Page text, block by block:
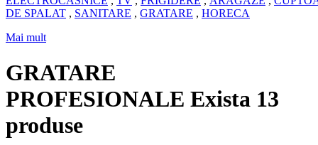
DE SPALAT , SANITARE , GRATARE , HORECA
Mai mult
GRATARE
PROFESIONALE Exista 13
produse